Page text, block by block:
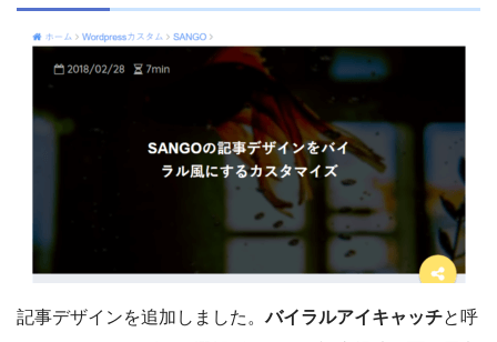
記事デザインを追加しました。バイラルアイキャッチと呼